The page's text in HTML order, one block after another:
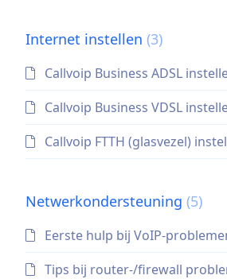
Internet instellen (3)
Callvoip Business ADSL
Callvoip Business VDSL
Callvoip FTTH (glasvezel)
Netwerkondersteuning (5)
Eerste hulp bij VoIP-
Tips bij router-/firewall